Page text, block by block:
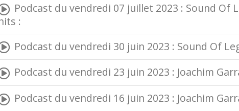
Podcast du vendredi 07 juillet 2023 : Sound Of
:
Podcast du vendredi 30 juin 2023 : Sound Of
Podcast du vendredi 23 juin 2023 : Joachim
Podcast du vendredi 16 juin 2023 : Joachim